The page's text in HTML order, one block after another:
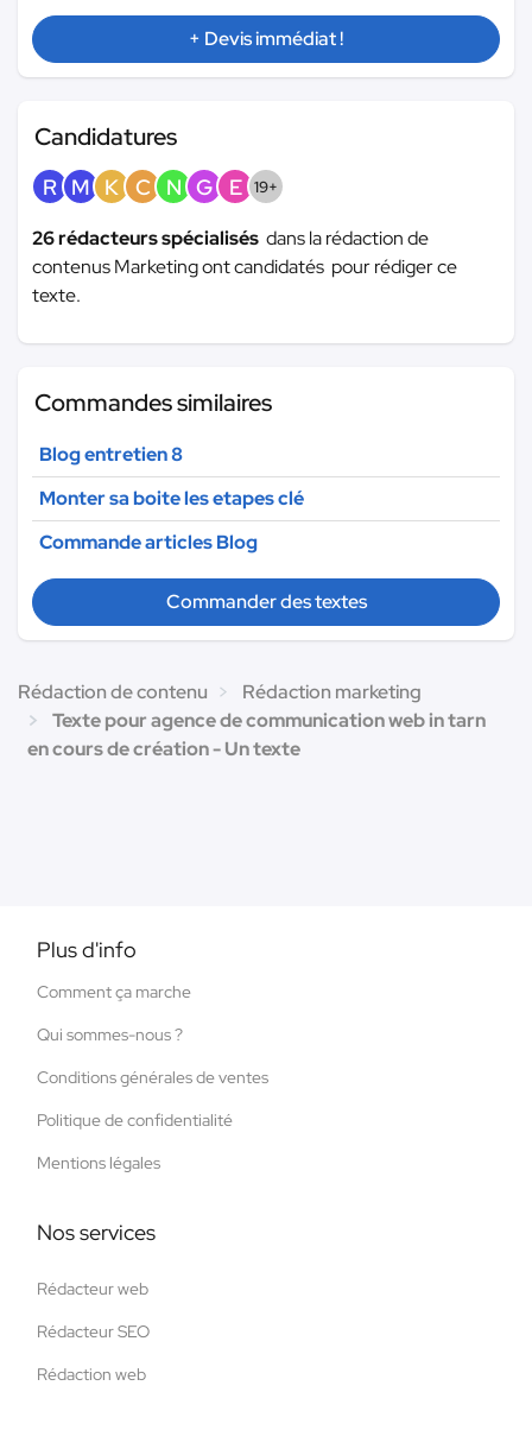
+ Devis immédiat !
Candidatures
R M K C N G E 19+
26 rédacteurs spécialisés dans la rédaction de
contenus Marketing ont candidatés pour rédiger ce
texte.
Commandes similaires
Blog entretien 8
Monter sa boite les etapes clé
Commande articles Blog
Commander des textes
Rédaction de contenu
Rédaction marketing
Texte pour agence de communication web in tarn
en cours de création - Un texte
Plus d'info
Comment ça marche
Qui sommes-nous ?
Conditions générales de ventes
Politique de confidentialité
Mentions légales
Nos services
Rédacteur web
Rédacteur SEO
Rédaction web